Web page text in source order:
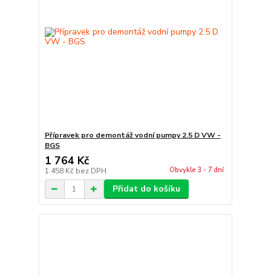
Přípravek pro demontáž vodní pumpy 2.5 D VW -
BGS
1 764 Kč
1 458 Kč bez DPH Obvykle 3 - 7 dní
Přidat do košíku